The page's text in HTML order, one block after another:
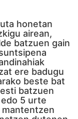
honetan
airean,
batzuen gain
ere badugu
beste bat
batzuen
5 urte
mantentzen